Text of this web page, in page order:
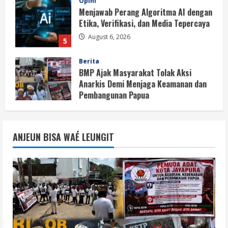
5
Etika, Verifikasi, dan Media Tepercaya
August 6, 2026
1
BMP Ajak Masyarakat Tolak Aksi
Anarkis Demi Menjaga Keamanan dan
Pembangunan Papua
August 6, 2026
2
BMP Kecam Aksi KNPB, Serukan
Persatuan Demi Papua yang Kondusif
August 6, 2026
Berita
Perang Algoritma AI Makin Kompleks,
Publik Diminta Verifikasi Informasi
Digital
ANJEUN BISA WAÉ LEUNGIT